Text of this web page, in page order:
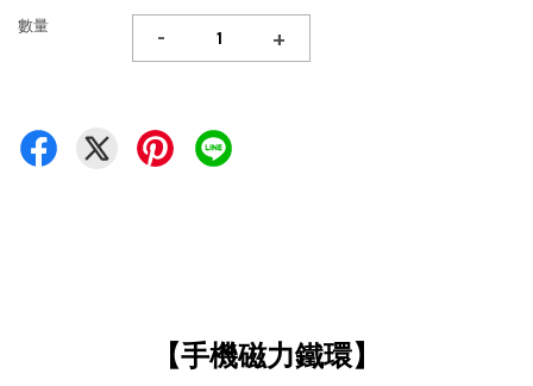
數量 - +
【手機磁力鐵環】